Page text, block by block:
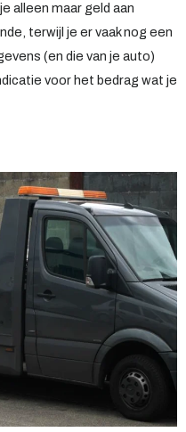
alleen maar geld aan
terwijl je er vaak nog een
(en die van je auto)
voor het bedrag wat je